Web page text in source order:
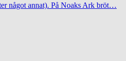
något annat). På Noaks Ark bröt…